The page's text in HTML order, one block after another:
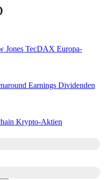
Jones TecDAX Europa-
Earnings Dividenden
Krypto-Aktien